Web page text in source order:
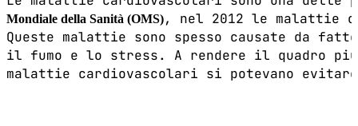
Mondiale della Sanità (OMS), nel 2012 le malattie
Queste malattie sono spesso causate da
il fumo e lo stress. A rendere il quadro
malattie cardiovascolari si potevano